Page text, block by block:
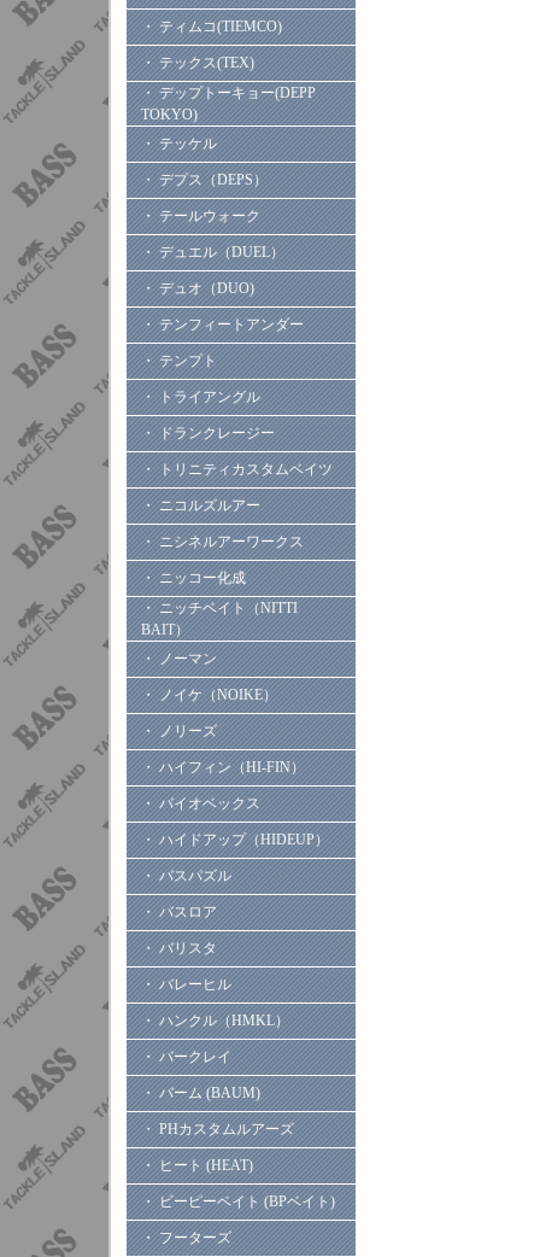
・ ティムコ(TIEMCO)
・ テックス(TEX)
・ デップトーキョー(DEPP
TOKYO)
・ テッケル
・ デプス（DEPS）
・ テールウォーク
・ デュエル（DUEL）
・ デュオ（DUO)
・ テンフィートアンダー
・ テンプト
・ トライアングル
・ ドランクレージー
・ トリニティカスタムベイツ
・ ニコルズルアー
・ ニシネルアーワークス
・ ニッコー化成
・ ニッチベイト（NITTI
BAIT）
・ ノーマン
・ ノイケ（NOIKE）
・ ノリーズ
・ ハイフィン（HI-FIN）
・ バイオベックス
・ ハイドアップ（HIDEUP）
・ バスパズル
・ バスロア
・ バリスタ
・ バレーヒル
・ ハンクル（HMKL）
・ バークレイ
・ バーム (BAUM)
・ PHカスタムルアーズ
・ ヒート (HEAT)
・ ビーピーベイト (BPベイト)
・ フーターズ